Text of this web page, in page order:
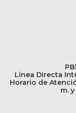
Línea Directa
Horario de
m.